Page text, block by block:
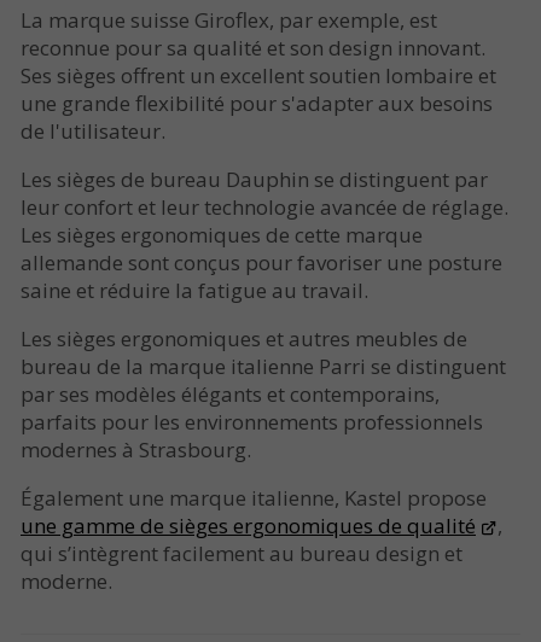
La marque suisse Giroflex, par exemple, est
reconnue pour sa qualité et son design innovant.
Ses sièges offrent un excellent soutien lombaire et
une grande flexibilité pour s'adapter aux besoins
de l'utilisateur.
Les sièges de bureau Dauphin se distinguent par
leur confort et leur technologie avancée de réglage.
Les sièges ergonomiques de cette marque
allemande sont conçus pour favoriser une posture
saine et réduire la fatigue au travail.
Les sièges ergonomiques et autres meubles de
bureau de la marque italienne Parri se distinguent
par ses modèles élégants et contemporains,
parfaits pour les environnements professionnels
modernes à Strasbourg.
Également une marque italienne, Kastel propose
une gamme de sièges ergonomiques de qualité
,
qui s’intègrent facilement au bureau design et
moderne.